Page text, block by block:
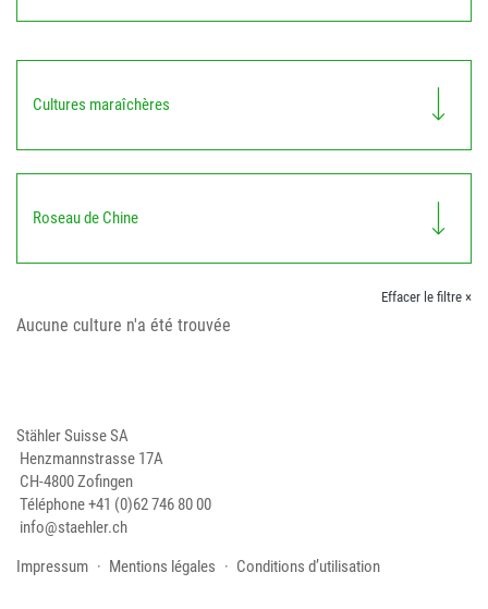
Cultures maraîchères
Roseau de Chine
Effacer le filtre ×
Aucune culture n'a été trouvée
Stähler Suisse SA
Henzmannstrasse 17A
CH-4800 Zofingen
Téléphone+41 (0)62 746 80 00
info@staehler.ch
Impressum
Mentions légales Conditions d’utilisation